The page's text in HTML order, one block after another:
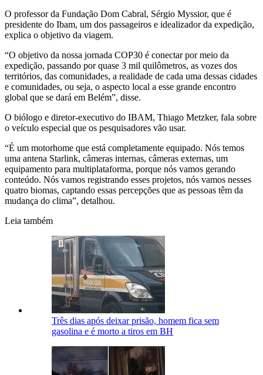
O professor da Fundação Dom Cabral, Sérgio Myssior, que é
presidente do Ibam, um dos passageiros e idealizador da expedição,
explica o objetivo da viagem.
“O objetivo da nossa jornada COP30 é conectar por meio da
expedição, passando por quase 3 mil quilômetros, as vozes dos
territórios, das comunidades, a realidade de cada uma dessas cidades
e comunidades, ou seja, o aspecto local a esse grande encontro
global que se dará em Belém”, disse.
O biólogo e diretor-executivo do IBAM, Thiago Metzker, fala sobre
o veículo especial que os pesquisadores vão usar.
“É um motorhome que está completamente equipado. Nós temos
uma antena Starlink, câmeras internas, câmeras externas, um
equipamento para multiplataforma, porque nós vamos gerando
conteúdo. Nós vamos registrando esses projetos, nós vamos nesses
quatro biomas, captando essas percepções que as pessoas têm da
mudança do clima”, detalhou.
Leia também
Três dias após deixar prisão, homem fica sem
gasolina e é morto a tiros em BH